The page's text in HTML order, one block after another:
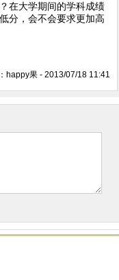
在大学期间的学科成绩
分，会不会要求更加高
happy果 - 2013/07/18 11:41